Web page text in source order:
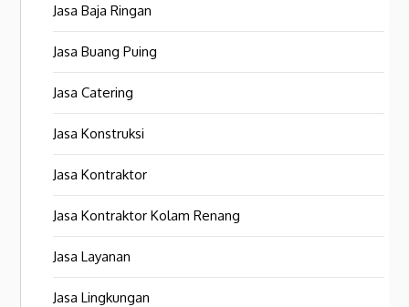
Jasa Baja Ringan
Jasa Buang Puing
Jasa Catering
Jasa Konstruksi
Jasa Kontraktor
Jasa Kontraktor Kolam Renang
Jasa Layanan
Jasa Lingkungan